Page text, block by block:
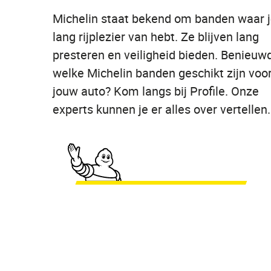
Michelin staat bekend om banden waar
lang rijplezier van hebt. Ze blijven lang
presteren en veiligheid bieden.
welke Michelin banden geschikt zijn
jouw auto? Kom langs bij Profile. Onze
experts kunnen je er alles over vertellen.